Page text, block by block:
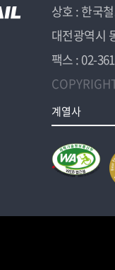
상호 : 한국
대전광역시
팩스 : 02-
계열사